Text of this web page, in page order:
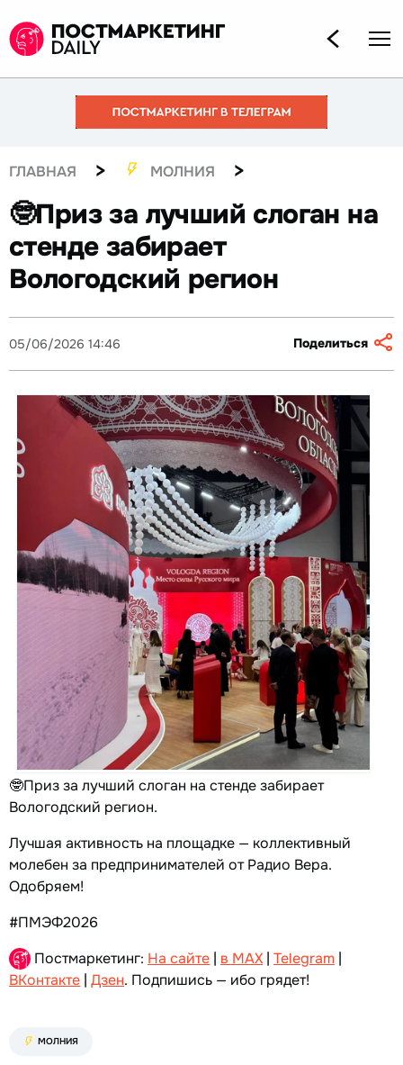
ГЛАВНАЯ > МОЛНИЯ >
🤓Приз за лучший слоган на
стенде забирает
Вологодский регион
05/06/2026 14:46 Поделиться
🤓Приз за лучший слоган на стенде забирает
Вологодский регион.
Лучшая активность на площадке — коллективный
молебен за предпринимателей от Радио Вера.
Одобряем!
#ПМЭФ2026
Постмаркетинг: На сайте | в MAX | Telegram |
ВКонтакте | Дзен. Подпишись — ибо грядет!
МОЛНИЯ